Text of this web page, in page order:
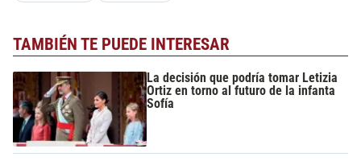
TAMBIÉN TE PUEDE INTERESAR
La decisión que podría tomar Letizia
Ortiz en torno al futuro de la infanta
Sofía